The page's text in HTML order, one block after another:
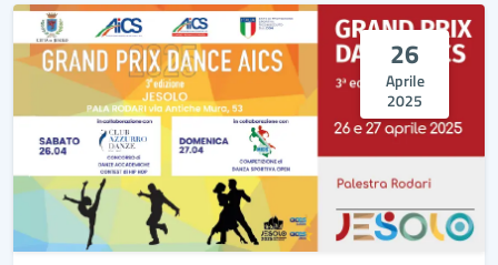
26
Aprile
2025